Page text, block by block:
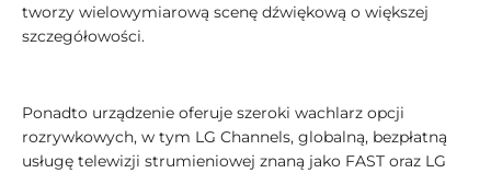
tworzy wielowymiarową scenę dźwiękową o większej
szczegółowości.
Ponadto urządzenie oferuje szeroki wachlarz opcji
rozrywkowych, w tym LG Channels, globalną, bezpłatną
usługę telewizji strumieniowej znaną jako FAST oraz LG